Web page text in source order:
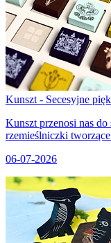
Kunszt - Secesyjne
Kunszt przenosi nas
rzemieślniczki
06-07-2026